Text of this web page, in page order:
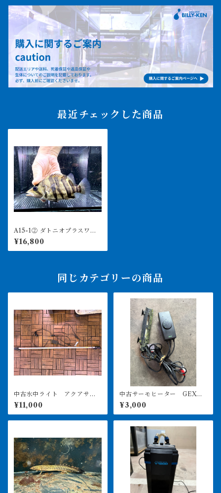
最近チェックした商品
A15-1② ダトニオプラスワ
ン スマトラタイガー 12㎝
前後
¥16,800
同じカテゴリーの商品
中古水中ライト アクアサン
¥11,000
中古サーモヒーター GEXサ
ーモ&300Wヒーターセット
引き取り限定
¥3,000